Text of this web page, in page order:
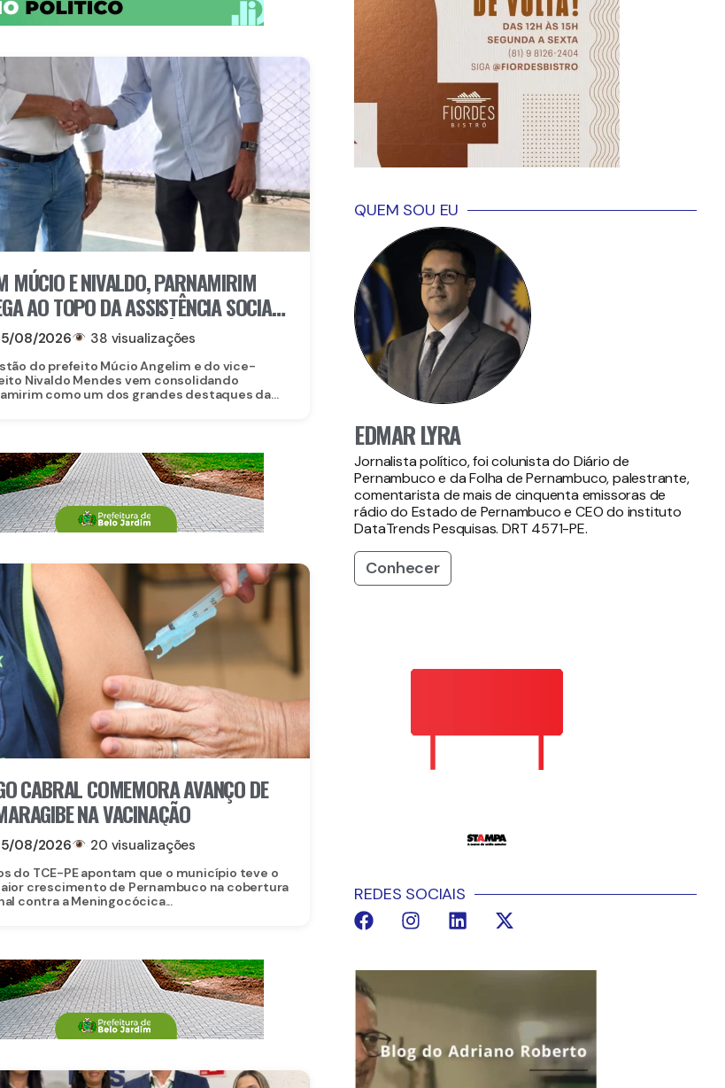
MÚCIO E NIVALDO, PARNAMIRIM
AO TOPO DA ASSISTÊNCIA SOCIAL
MUNICÍPIO ALCANÇA A
ENTRE OS 184
DO ESTADO NA GESTÃO DO
ÚNICO E DO PROGRAMA
08/2026 38 visualizações
do prefeito Múcio Angelim e do vice-
Nivaldo Mendes vem consolidando
como um dos grandes destaques da...
CABRAL COMEMORA AVANÇO DE
NA VACINAÇÃO
08/2026 20 visualizações
do TCE-PE apontam que o município teve o
crescimento de Pernambuco na cobertura
contra a Meningocócica...
QUEM SOU EU
EDMAR LYRA
Jornalista político, foi colunista do Diário de
Pernambuco e da Folha de Pernambuco, palestrante,
comentarista de mais de cinquenta emissoras de
rádio do Estado de Pernambuco e CEO do instituto
DataTrends Pesquisas. DRT 4571-PE.
Conhecer
REDES SOCIAIS